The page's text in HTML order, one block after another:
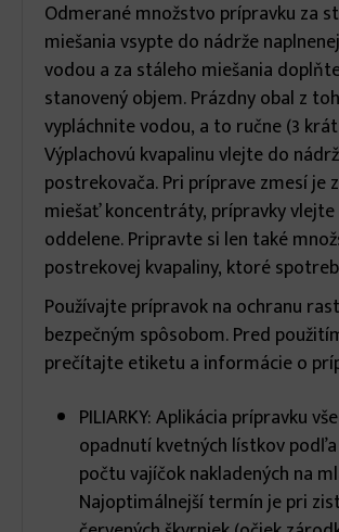
Odmerané množstvo prípravku za
miešania vsypte do nádrže
vodou a za stáleho miešania
stanovený objem. Prázdny obal z
vypláchnite vodou, a to ručne (3
Výplachovú kvapalinu vlejte do
postrekovača. Pri príprave zmesí je
miešať koncentráty, prípravky
oddelene. Pripravte si len také
postrekovej kvapaliny, ktoré
Používajte prípravok na ochranu
bezpečným spôsobom. Pred
prečítajte etiketu a informácie o
PILIARKY: Aplikácia prípravku
opadnutí kvetných lístkov
počtu vajíčok nakladených na
Najoptimálnejší termín je pri